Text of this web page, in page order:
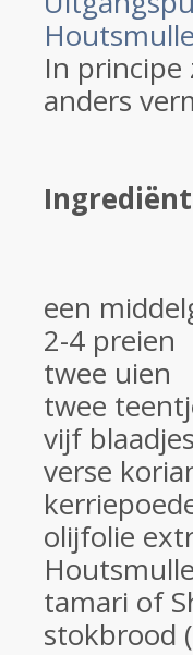
In principe
anders
een
2-4 preien
twee uien
twee
vijf
verse
olijfolie
tamari of
stokbrood